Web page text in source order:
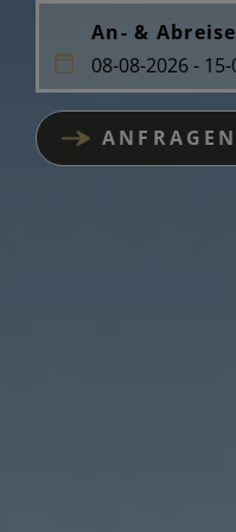
An- & Abreise
ANFRAGEN